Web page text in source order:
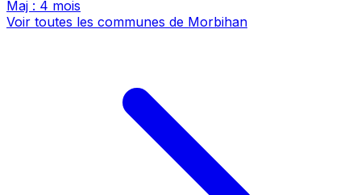
Maj : 4 mois
Voir toutes les communes de Morbihan